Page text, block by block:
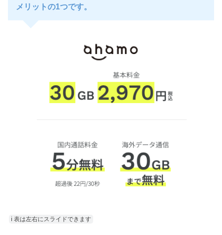
メリットの1つです。
ℹ︎ 表は左右にスライドできます